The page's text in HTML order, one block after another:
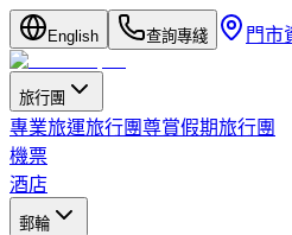
English 查詢專綫 門市
旅行團
專業旅運旅行團尊賞假期旅行團
機票
酒店
郵輪